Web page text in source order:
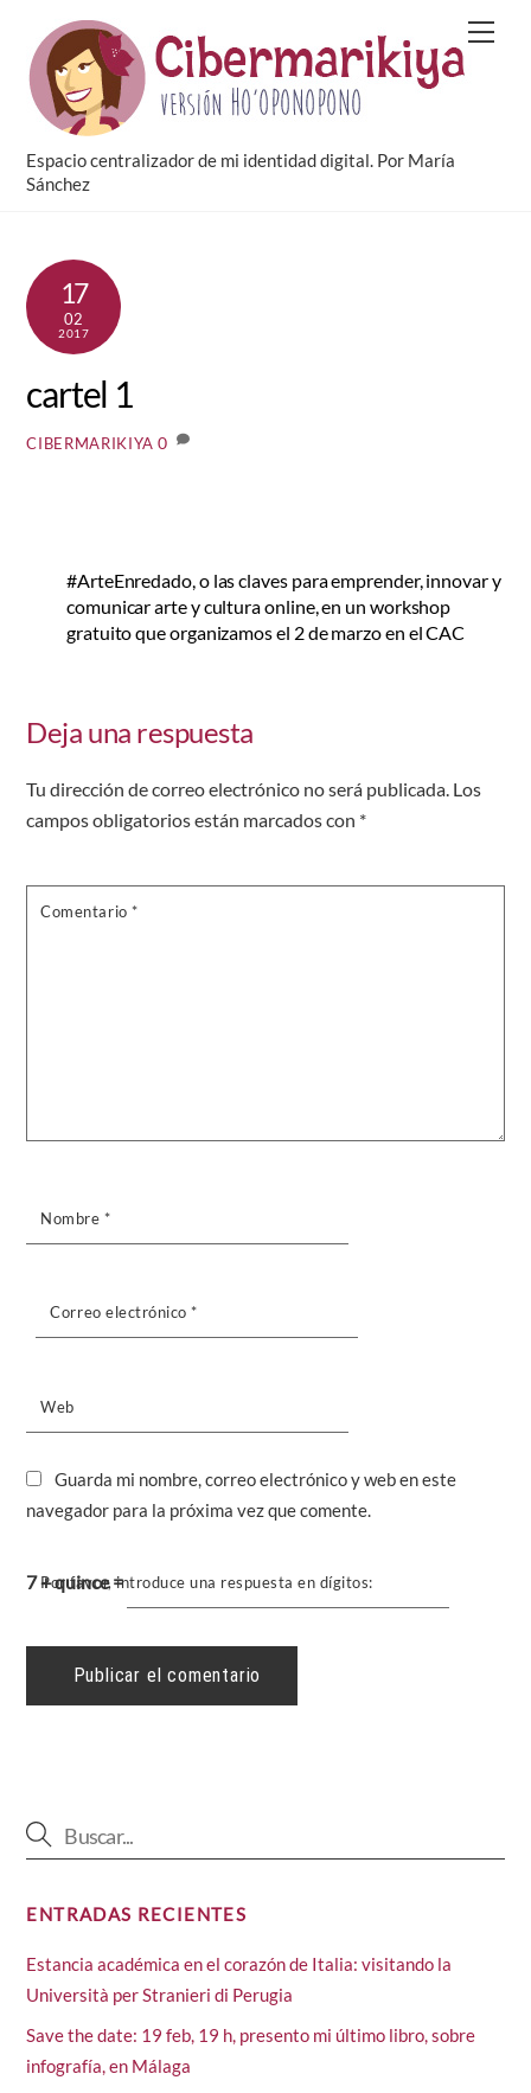
content
Espacio centralizador de mi identidad digital. Por María
Sánchez
17
02
2017
cartel 1
CIBERMARIKIYA 0
#ArteEnredado, o las claves para emprender, innovar y
comunicar arte y cultura online, en un workshop
gratuito que organizamos el 2 de marzo en el CAC
Deja una respuesta
Tu dirección de correo electrónico no será publicada. Los
campos obligatorios están marcados con *
Comentario *
Nombre *
Correo electrónico *
Web
Guarda mi nombre, correo electrónico y web en este
navegador para la próxima vez que comente.
Por favor, introduce una respuesta en dígitos:
7 + quince =
ENTRADAS RECIENTES
Estancia académica en el corazón de Italia: visitando la
Università per Stranieri di Perugia
Save the date: 19 feb, 19 h, presento mi último libro, sobre
infografía, en Málaga